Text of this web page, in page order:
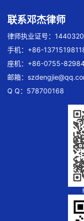
联系邓杰律师
律师执业证号：
手机：+86-
座机：+86-0755-
邮箱：
Q Q：578700168